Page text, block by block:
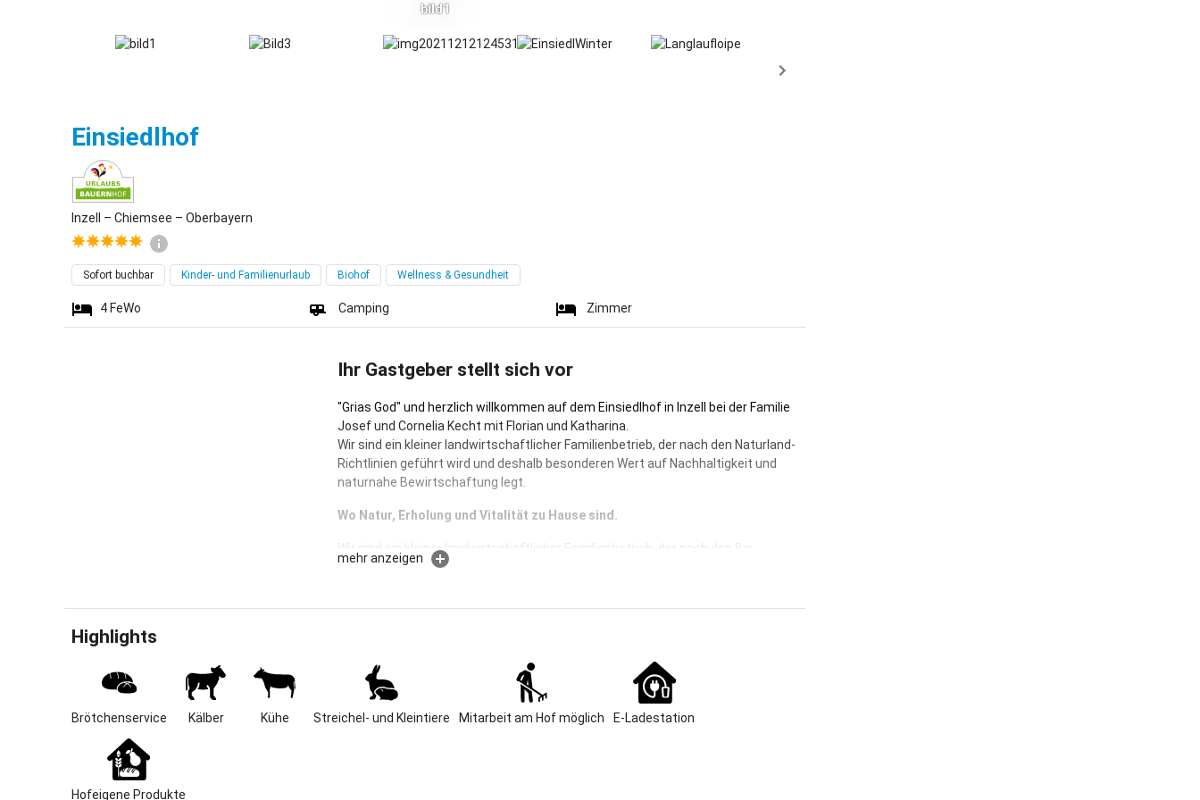
bild1
EinsiedlhofInzell
Inzell – Chiemsee – Oberbayern
Sofort buchbar Kinder- und Familienurlaub Biohof Wellness & Gesundheit
4 FeWo Camping Zimmer
Ihr Gastgeber stellt sich vor
"Grias God" und herzlich willkommen auf dem Einsiedlhof in Inzell bei der Familie
Josef und Cornelia Kecht mit Florian und Katharina.
Wir sind ein kleiner landwirtschaftlicher Familienbetrieb, der nach den Naturland-
Richtlinien geführt wird und deshalb besonderen Wert auf Nachhaltigkeit und
naturnahe Bewirtschaftung legt.
Wo Natur, Erholung und Vitalität zu Hause sind.
Wir sind ein kleiner landwirtschaftlicher Familienbetrieb, der nach den Bio-
Naturland-Richtlinien geführt wird und deshalb besonderen Wert auf
Unser Bauernhof befindet sich in einzigartiger Lage auf 800 Metern Höhe mit
herrlichem Panoramablick auf die umliegende Bergwelt und das Inzeller
Talbecken.
mehr anzeigen
Highlights
Brötchenservice Kälber Kühe Streichel- und Kleintiere Mitarbeit am Hof möglich E-Ladestation
Hofeigene Produkte